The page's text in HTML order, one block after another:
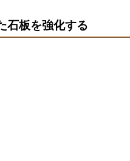
石板を強化する